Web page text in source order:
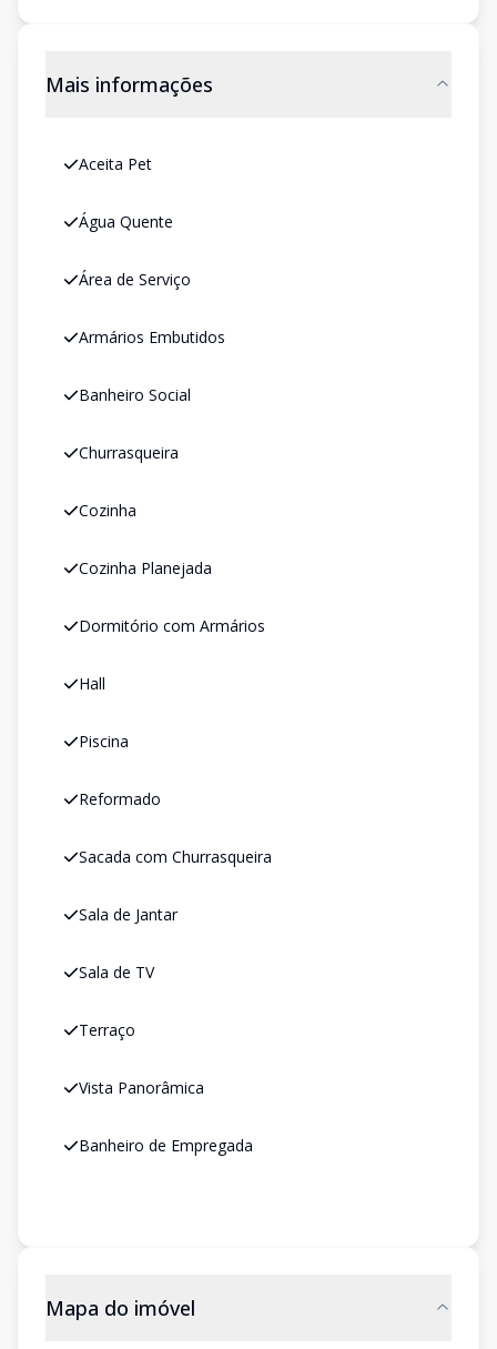
Mais informações
Aceita Pet
Água Quente
Área de Serviço
Armários Embutidos
Banheiro Social
Churrasqueira
Cozinha
Cozinha Planejada
Dormitório com Armários
Hall
Piscina
Reformado
Sacada com Churrasqueira
Sala de Jantar
Sala de TV
Terraço
Vista Panorâmica
Banheiro de Empregada
Mapa do imóvel